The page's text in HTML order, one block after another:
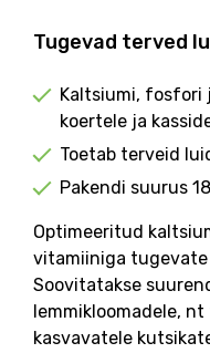
Tugevad terved
Kaltsiumi, fosfori
koertele ja
Toetab terveid
Pakendi suurus
Optimeeritud
vitamiiniga
Soovitatakse
lemmikloomadele,
kasvavatele